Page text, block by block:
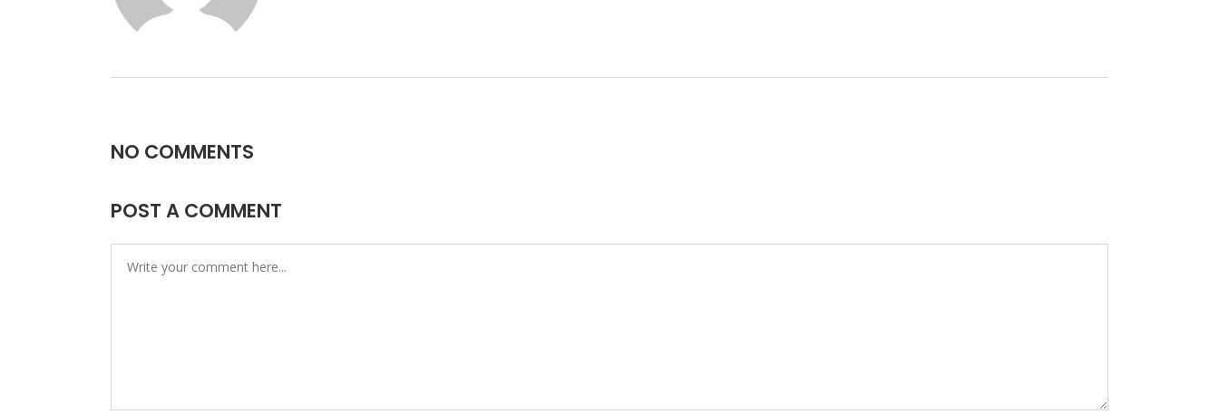
NO COMMENTS
POST A COMMENT